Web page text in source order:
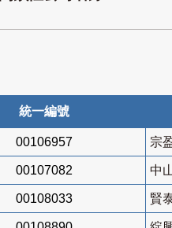
統一編號
00106957 宗
00107082 中
00108033 賢